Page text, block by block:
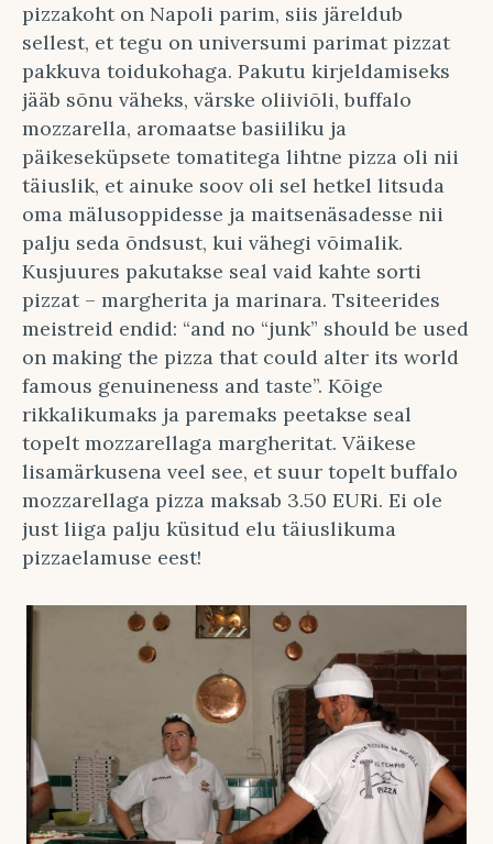
pizzakoht on Napoli parim, siis järeldub
sellest, et tegu on universumi parimat pizzat
pakkuva toidukohaga. Pakutu kirjeldamiseks
jääb sõnu väheks, värske oliiviõli, buffalo
mozzarella, aromaatse basiiliku ja
päikeseküpsete tomatitega lihtne pizza oli nii
täiuslik, et ainuke soov oli sel hetkel litsuda
oma mälusoppidesse ja maitsenäsadesse nii
palju seda õndsust, kui vähegi võimalik.
Kusjuures pakutakse seal vaid kahte sorti
pizzat – margherita ja marinara. Tsiteerides
meistreid endid: “and no “junk” should be used
on making the pizza that could alter its world
famous genuineness and taste”. Kõige
rikkalikumaks ja paremaks peetakse seal
topelt mozzarellaga margheritat. Väikese
lisamärkusena veel see, et suur topelt buffalo
mozzarellaga pizza maksab 3.50 EURi. Ei ole
just liiga palju küsitud elu täiuslikuma
pizzaelamuse eest!